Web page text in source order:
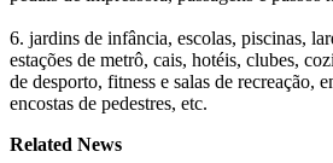
6. jardins de infância, escolas, piscinas,
estações de metrô, cais, hotéis, clubes,
de desporto, fitness e salas de recreação,
encostas de pedestres, etc.
Related News